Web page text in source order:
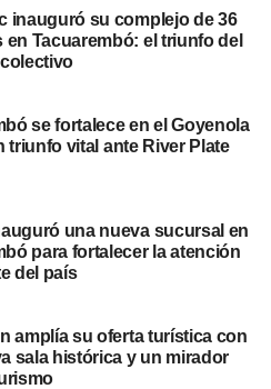
Decadentes.
Entrada gratuita
inauguró su complejo de 36
en Tacuarembó: el triunfo del
se fortalece en el Goyenola
triunfo vital ante River Plate
una nueva sucursal en
para fortalecer la atención
del país
amplía su oferta turística con
sala histórica y un mirador